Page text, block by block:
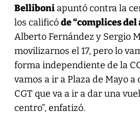
Belliboniapuntó contra la
los calificóde “complices del
Alberto Fernández y Sergio
movilizarnos el 17, pero lo
forma independiente de la
vamos a ir a Plaza de Mayo
CGT que va a ir a dar una
centro”, enfatizó.